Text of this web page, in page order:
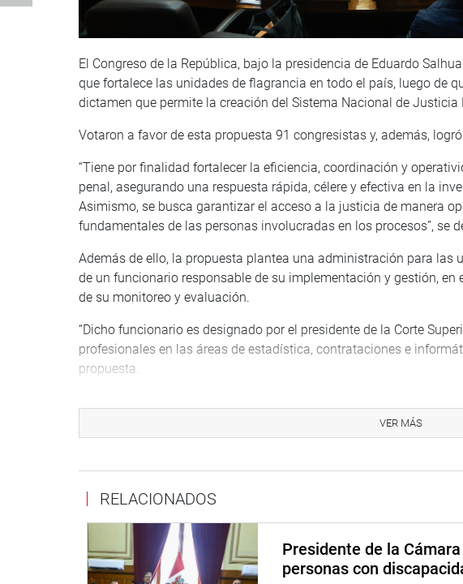
El Congreso de la República, bajo la presidencia de Eduardo
que fortalece las unidades de flagrancia en todo el país, luego de
dictamen que permite la creación del Sistema Nacional de Justicia
Votaron a favor de esta propuesta 91 congresistas y, además,
“Tiene por finalidad fortalecer la eficiencia, coordinación y
penal, asegurando una respuesta rápida, célere y efectiva en la
Asimismo, se busca garantizar el acceso a la justicia de manera
fundamentales de las personas involucradas en los procesos”, se
Además de ello, la propuesta plantea una administración para las
de un funcionario responsable de su implementación y gestión,
de su monitoreo y evaluación.
“Dicho funcionario es designado por el presidente de la Corte
profesionales en las áreas de estadística, contrataciones e
propuesta.
exclusividad, el cual se dará por los titulares o el órgano
Sistema Nacional de Justicia Especializado en Flagrancia Delictiva.
VER MÁS
RELACIONADOS
Presidente de la
personas con